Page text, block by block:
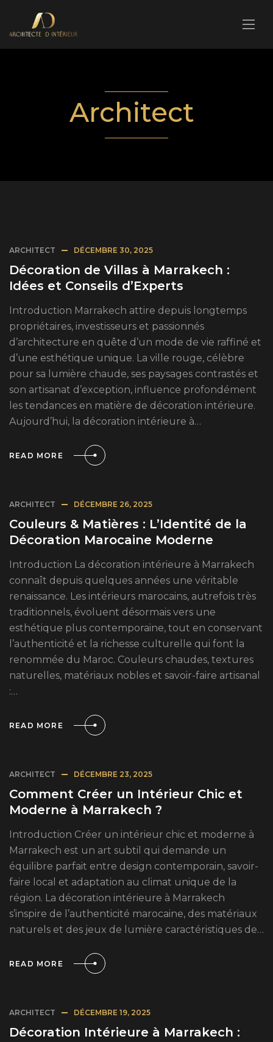
Architect
ARCHITECT DÉCEMBRE 30, 2025
Décoration de Villas à Marrakech :
Idées et Conseils d’Experts
Introduction Marrakech attire depuis longtemps
propriétaires, investisseurs et passionnés
d’architecture en quête d’un mode de vie raffiné et
d’une esthétique unique. La ville rouge, célèbre
pour sa lumière chaude, ses paysages contrastés et
son artisanat d’exception, influence profondément
les tendances en matière de décoration intérieure.
Aujourd’hui, la décoration intérieure à…
READ MORE
ARCHITECT DÉCEMBRE 26, 2025
Couleurs & Matières : L’Identité de la
Décoration Marocaine Moderne
Introduction La décoration intérieure à Marrakech
connaît depuis quelques années une véritable
renaissance. Les intérieurs marocains, autrefois très
traditionnels, évoluent désormais vers une
esthétique plus contemporaine, tout en conservant
l’authenticité et la richesse culturelle qui font la
renommée du Maroc. Couleurs chaudes, textures
naturelles, matériaux nobles et savoir-faire artisanal
:…
READ MORE
ARCHITECT DÉCEMBRE 23, 2025
Comment Créer un Intérieur Chic et
Moderne à Marrakech ?
Introduction Créer un intérieur chic et moderne à
Marrakech est un art subtil qui demande un
équilibre parfait entre design contemporain, savoir-
faire local et adaptation au climat unique de la
région. La décoration intérieure à Marrakech
s’inspire de l’authenticité marocaine, des matériaux
naturels et des jeux de lumière caractéristiques de…
READ MORE
ARCHITECT DÉCEMBRE 19, 2025
Décoration Intérieure à Marrakech :